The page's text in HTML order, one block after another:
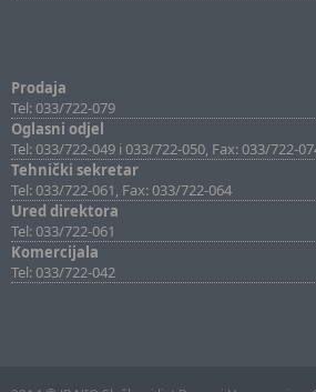
Prodaja
Tel: 033/722-079
Oglasni odjel
Tel: 033/722-049 i 033/722-050, Fax: 033/722-
Tehnički sekretar
Tel: 033/722-061, Fax: 033/722-064
Ured direktora
Tel: 033/722-061
Komercijala
Tel: 033/722-042